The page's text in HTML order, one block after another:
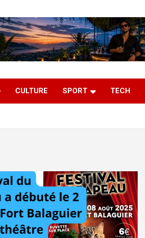
CULTURE SPORT TECH